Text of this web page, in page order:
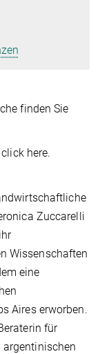
finden Sie
here.
Zuccarelli
Wissenschaften
eine
Aires erworben.
für